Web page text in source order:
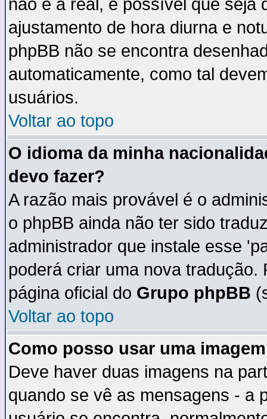
não é a real, é possível que seja
ajustamento de hora diurna e
phpBB não se encontra
automaticamente, como tal
usuários.
Voltar ao topo
O idioma da minha
devo fazer?
A razão mais provável é o
o phpBB ainda não ter sido
administrador que instale esse
poderá criar uma nova
página oficial do Grupo phpBB
Voltar ao topo
Como posso usar uma
Deve haver duas imagens na
quando se vê as mensagens - a